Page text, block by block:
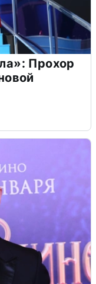
Прохор